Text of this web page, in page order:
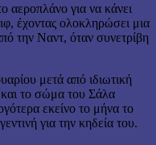
αεροπλάνο για να κάνει
έχοντας ολοκληρώσει μια
την Ναντ, όταν συνετρίβη
μετά από ιδιωτική
το σώμα του Σάλα
εκείνο το μήνα το
για την κηδεία του.